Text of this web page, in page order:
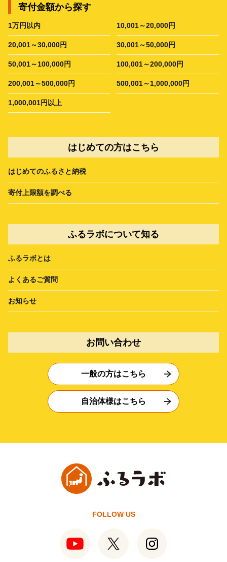
寄付金額から探す
1万円以内 10,001～20,000円
20,001～30,000円 30,001～50,000円
50,001～100,000円 100,001～200,000円
200,001～500,000円 500,001～1,000,000円
1,000,001円以上
はじめての方はこちら
はじめてのふるさと納税
寄付上限額を調べる
ふるラボについて知る
ふるラボとは
よくあるご質問
お知らせ
お問い合わせ
一般の方はこちら
自治体様はこちら
FOLLOW US